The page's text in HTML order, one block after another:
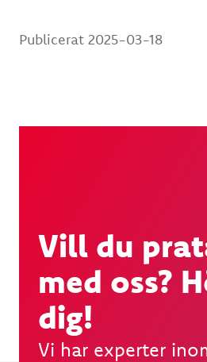
Publicerat 2025-03-18
Vill du
med oss?
dig!
Vi har experter